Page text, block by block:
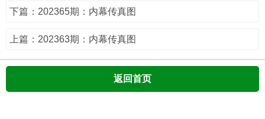
下篇：202365期：内幕传真图
上篇：202363期：内幕传真图
返回首页